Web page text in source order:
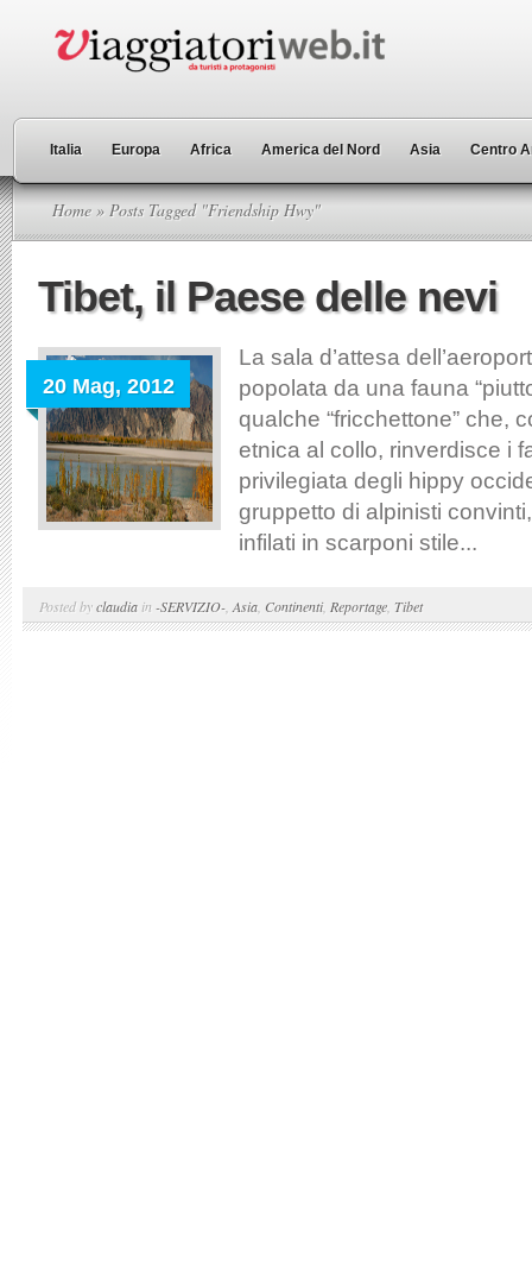
Italia Europa Africa America del Nord Asia Centro
Home » Posts Tagged "Friendship Hwy"
Tibet, il Paese delle nevi
20 Mag, 2012
La sala d’attesa
popolata da una fauna
qualche “fricchettone” che,
etnica al collo, rinverdisce i
privilegiata degli hippy
gruppetto di alpinisti
infilati in scarponi stile...
Posted byclaudia in -SERVIZIO- Asia Continenti, Reportage Tibet